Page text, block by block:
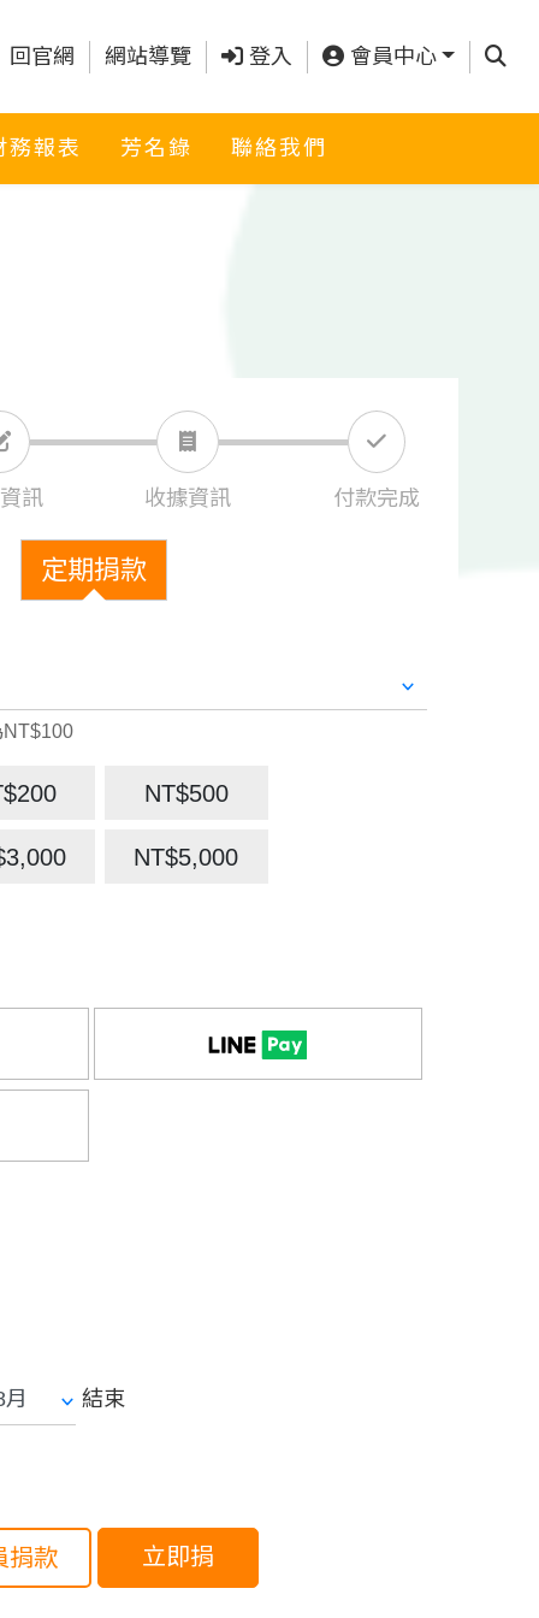
回官網 網站導覽 登入 會員中心 查詢
務報表 芳名錄 聯絡我們
訊 收據資訊 付款完成
定期捐款
NT$100
NT$500
NT$5,000
結束
捐款 立即捐